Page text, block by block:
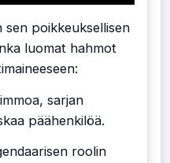
sen poikkeuksellisen
luomat hahmot
sarjan
päähenkilöä.
roolin